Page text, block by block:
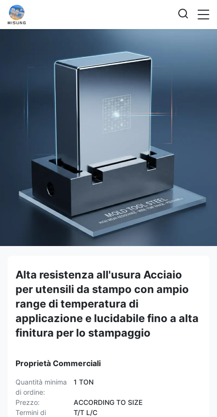
Alta resistenza all'usura Acciaio
per utensili da stampo con ampio
range di temperatura di
applicazione e lucidabile fino a alta
finitura per lo stampaggio
Proprietà Commerciali
Quantità minima
di ordine:
1 TON
Prezzo:
ACCORDING TO SIZE
Termini di
T/T L/C